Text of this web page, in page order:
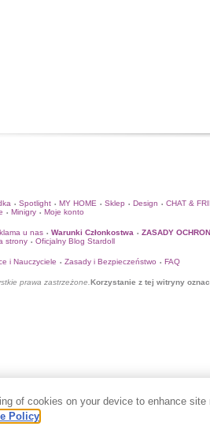
• Spotlight • MY HOME • Sklep • Design • CHAT &
• Minigry • Moje konto
u nas • Warunki Członkostwa • ZASADY
strony • Oficjalny Blog Stardoll
i Nauczyciele • Zasady i Bezpieczeństwo • FAQ
prawa zastrzeżone. Korzystanie z tej witryny
of cookies on your device to enhance
Policy